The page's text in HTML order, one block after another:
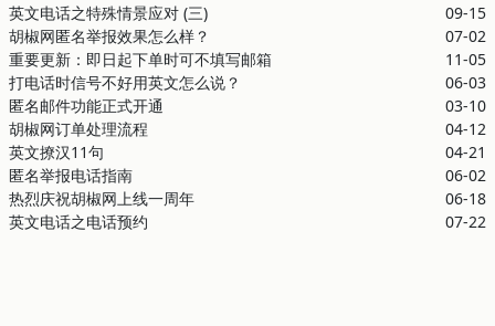
英文电话之特殊情景应对 (三)
09-15
胡椒网匿名举报效果怎么样？
07-02
重要更新：即日起下单时可不填写邮箱
11-05
打电话时信号不好用英文怎么说？
06-03
匿名邮件功能正式开通
03-10
胡椒网订单处理流程
04-12
英文撩汉11句
04-21
匿名举报电话指南
06-02
热烈庆祝胡椒网上线一周年
06-18
英文电话之电话预约
07-22